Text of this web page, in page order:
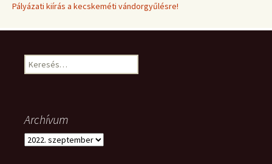
Pályázati kiírás a kecskeméti vándorgyűlésre!
Keresés:
Archívum
Archívum